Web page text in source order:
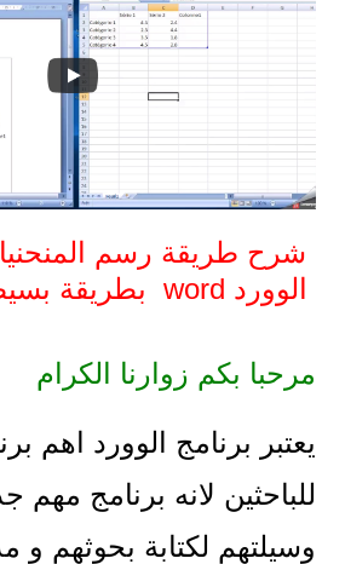
شرح طريقة رسم
الوورد word بطريقة بسيطة و احترافية
مرحبا بكم زوارنا الكرام
يعتبر برنامج الوورد اهم
للباحثين لانه برنامج مهم
وسيلتهم لكتابة بحوثهم و